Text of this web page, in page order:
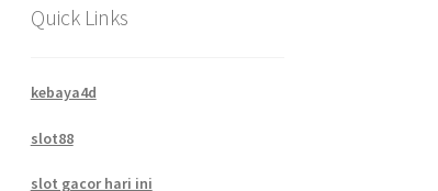
Quick Links
kebaya4d
slot88
slot gacor hari ini